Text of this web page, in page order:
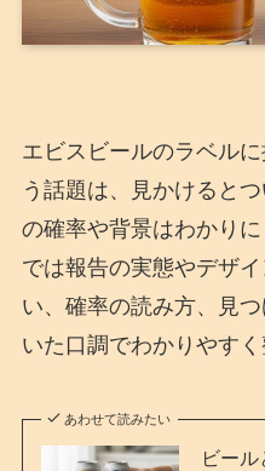
エビスビールのラベル
う話題は、見かけると
の確率や背景はわかり
では報告の実態やデザ
い、確率の読み方、見
いた口調でわかりやすく
あわせて読みたい
ビー